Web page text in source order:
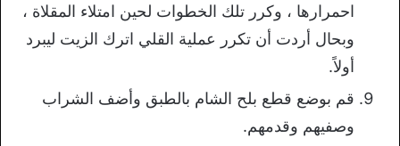
احمرارها ، وكرر تلك الخطوات لحين امتلاء المقلاة ،
وبحال أردت أن تكرر عملية القلي اترك الزيت ليبرد
أولاً.
قم بوضع قطع بلح الشام بالطبق وأضف الشراب
وصفيهم وقدمهم.